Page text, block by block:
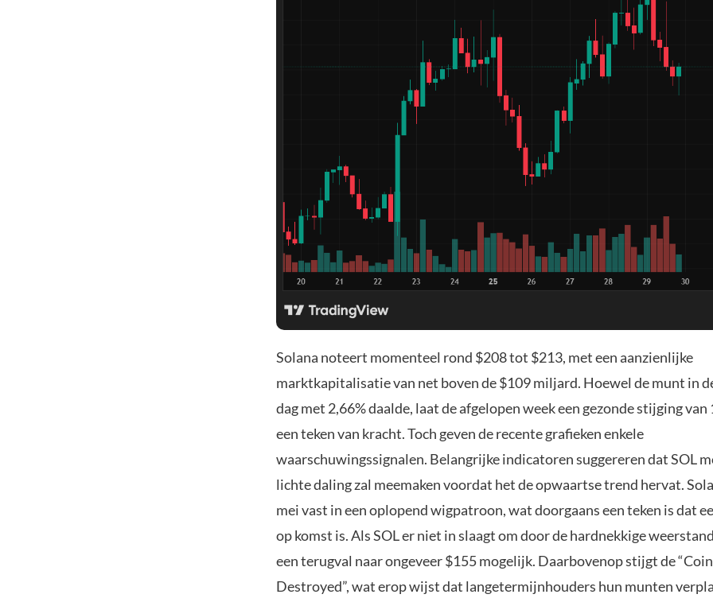
Solana noteert momenteel rond $208 tot $213, met een aanzienlijke
marktkapitalisatie van net boven de $109 miljard. Hoewel de munt in
dag met 2,66% daalde, laat de afgelopen week een gezonde stijging
een teken van kracht. Toch geven de recente grafieken enkele
waarschuwingssignalen. Belangrijke indicatoren suggereren dat SOL
lichte daling zal meemaken voordat het de opwaartse trend hervat.
mei vast in een oplopend wigpatroon, wat doorgaans een teken is dat
op komst is. Als SOL er niet in slaagt om door de hardnekkige
een terugval naar ongeveer $155 mogelijk. Daarbovenop stijgt de
Destroyed”, wat erop wijst dat langetermijnhouders hun munten